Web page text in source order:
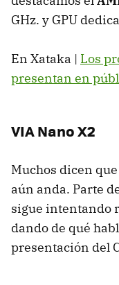
GHz. y GPU
En Xataka | Los
presentan en
VIANano X2
Muchos dicen que
aún anda. Parte
sigue intentando
dando de qué
presentación del